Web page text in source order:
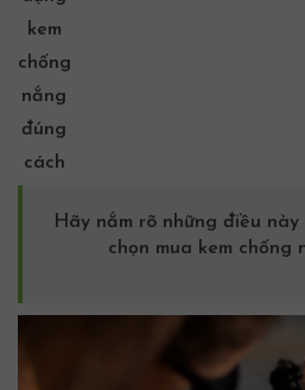
Hãy nắm rõ những điều
chọn mua kem chống